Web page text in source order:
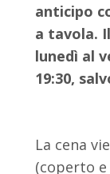
anticipo
a tavola.
lunedì al
19:30,
La cena
(coperto